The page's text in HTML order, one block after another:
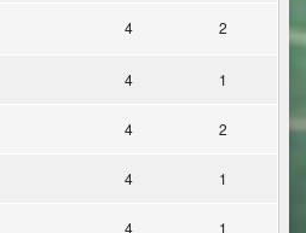
4 2
4 1
4 2
4 1
4 1